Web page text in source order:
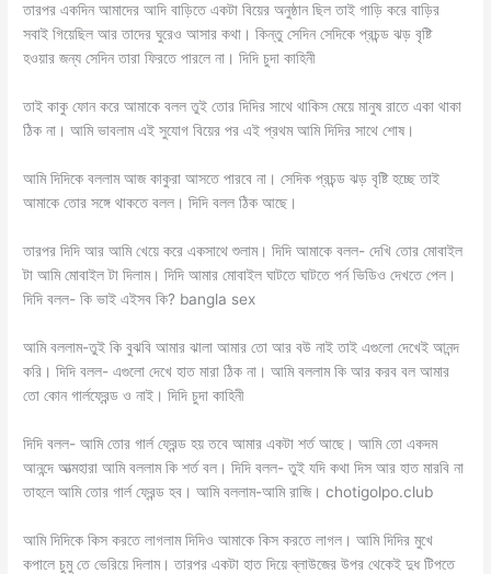
তারপর একদিন আমাদের আদি বাড়িতে একটা বিয়ের অনুষ্ঠান ছিল তাই গাড়ি করে বাড়ির
সবাই গিয়েছিল আর তাদের ঘুরেও আসার কথা। কিন্তু সেদিন সেদিকে প্রচন্ড ঝড় বৃষ্টি
হওয়ার জন্য সেদিন তারা ফিরতে পারলে না। দিদি চুদা কাহিনী
তাই কাকু ফোন করে আমাকে বলল তুই তোর দিদির সাথে থাকিস মেয়ে মানুষ রাতে একা থাকা
ঠিক না। আমি ভাবলাম এই সুযোগ বিয়ের পর এই প্রথম আমি দিদির সাথে শোষ।
আমি দিদিকে বললাম আজ কাকুরা আসতে পারবে না। সেদিক প্রচন্ড ঝড় বৃষ্টি হচ্ছে তাই
আমাকে তোর সঙ্গে থাকতে বলল। দিদি বলল ঠিক আছে।
তারপর দিদি আর আমি খেয়ে করে একসাথে শুলাম। দিদি আমাকে বলল- দেখি তোর মোবাইল
টা আমি মোবাইল টা দিলাম। দিদি আমার মোবাইল ঘাটতে ঘাটতে পর্ন ভিডিও দেখতে পেল।
দিদি বলল- কি ভাই এইসব কি? bangla sex
আমি বললাম-তুই কি বুঝবি আমার ঝালা আমার তো আর বউ নাই তাই এগুলো দেখেই আনন্দ
করি। দিদি বলল- এগুলো দেখে হাত মারা ঠিক না। আমি বললাম কি আর করব বল আমার
তো কোন গার্লফ্রেন্ড ও নাই। দিদি চুদা কাহিনী
দিদি বলল- আমি তোর গার্ল ফ্রেন্ড হয় তবে আমার একটা শর্ত আছে। আমি তো একদম
আনন্দে আত্মহারা আমি বললাম কি শর্ত বল। দিদি বলল- তুই যদি কথা দিস আর হাত মারবি না
তাহলে আমি তোর গার্ল ফ্রেন্ড হব। আমি বললাম-আমি রাজি। chotigolpo.club
আমি দিদিকে কিস করতে লাগলাম দিদিও আমাকে কিস করতে লাগল। আমি দিদির মুখে
কপালে চুমু তে ভেরিয়ে দিলাম। তারপর একটা হাত দিয়ে ব্লাউজের উপর থেকেই দুধ টিপতে